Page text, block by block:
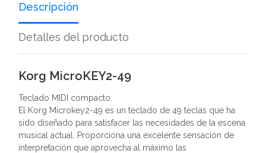
Descripción
Detalles del producto
Korg MicroKEY2-49
Teclado MIDI compacto.
El Korg Microkey2-49 es un teclado de 49 teclas que ha
sido diseñado para satisfacer las necesidades de la escena
musical actual. Proporciona una excelente sensación de
interpretación que aprovecha al máximo las